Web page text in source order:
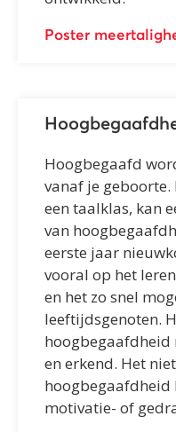
Poster
Hoogbegaafd
vanaf je
een taalklas, kan
van
eerste jaar
vooral op het
en het zo snel
leeftijdsgenoten.
en erkend. Het
hoogbegaafdheid
motivatie- of